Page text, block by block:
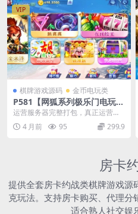
VIP
棋牌游戏源码 金币电玩类
P581【网狐系列极乐门电玩】
运营版全套+三端齐全+超端
+服务器完整打包+解密工具
运营服务器完整打包，真正运营级
不要拿外面论坛货比不是一个级别
的东西。 平台子游戏...
4 月前 95 299.9
房卡
提供全套房卡约战类棋牌游戏
克玩法。支持房卡购买、代理分
适合熟人社交娱